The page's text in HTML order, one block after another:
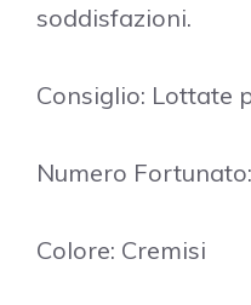
soddisfazioni.
Consiglio: Lottate
Numero
Colore: Cremisi